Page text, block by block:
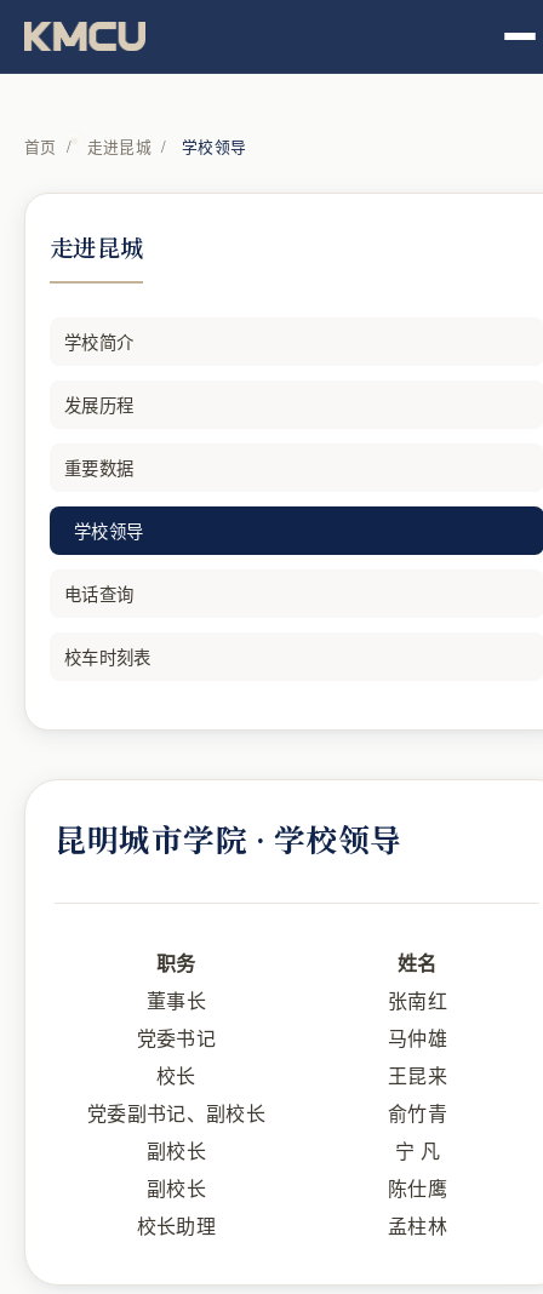
首页 / 走进昆城 / 学校领导
走进昆城
学校简介
发展历程
重要数据
学校领导
电话查询
校车时刻表
昆明城市学院 · 学校领导
职务
姓名
董事长
张南红
党委书记
马仲雄
校长
王昆来
党委副书记、副校长
俞竹青
副校长
宁 凡
副校长
陈仕鹰
校长助理
孟柱林